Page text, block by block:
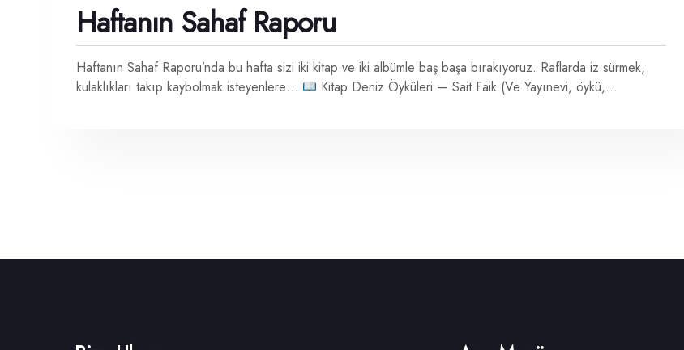
Haftanın Sahaf Raporu
Haftanın Sahaf Raporu’nda bu hafta sizi iki kitap ve iki albümle baş başa bırakıyoruz. Raflarda iz sürmek,
kulaklıkları takıp kaybolmak isteyenlere…
Kitap Deniz Öyküleri — Sait Faik (Ve Yayınevi, öykü,...